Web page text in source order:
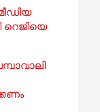
റെജിയെ